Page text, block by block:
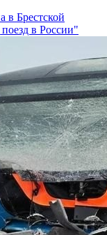
в Брестской
в России"